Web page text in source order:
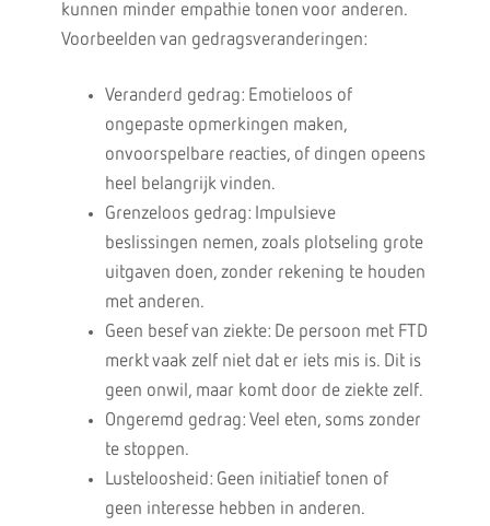
kunnen minder empathie tonen voor anderen.
Voorbeelden van gedragsveranderingen:
Veranderd gedrag: Emotieloos of
ongepaste opmerkingen maken,
onvoorspelbare reacties, of dingen opeens
heel belangrijk vinden.
Grenzeloos gedrag: Impulsieve
beslissingen nemen, zoals plotseling grote
uitgaven doen, zonder rekening te houden
met anderen.
Geen besef van ziekte: De persoon met FTD
merkt vaak zelf niet dat er iets mis is. Dit is
geen onwil, maar komt door de ziekte zelf.
Ongeremd gedrag: Veel eten, soms zonder
te stoppen.
Lusteloosheid: Geen initiatief tonen of
geen interesse hebben in anderen.